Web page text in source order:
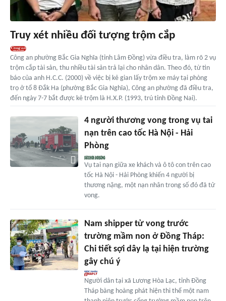
Truy xét nhiều đối tượng trộm cắp
Công an phường Bắc Gia Nghĩa (tỉnh Lâm Đồng) vừa điều tra, làm rõ 2 vụ
trộm cắp tài sản, thu nhiều tài sản trả lại cho nhân dân. Theo đó, từ tin
báo của anh H.C.C. (2000) về việc bị kẻ gian lấy trộm xe máy tại phòng
trọ ở tổ 8 Đắk Ha (phường Bắc Gia Nghĩa), Công an phường đã điều tra,
đến ngày 7-7 bắt được kẻ trộm là H.X.P. (1993, trú tỉnh Đồng Nai).
4 người thương vong trong vụ tai
nạn trên cao tốc Hà Nội - Hải
Phòng
Vụ tai nạn giữa xe khách và ô tô con trên cao
tốc Hà Nội - Hải Phòng khiến 4 người bị
thương nặng, một nạn nhân trong số đó đã tử
vong.
Nam shipper tử vong trước
trường mầm non ở Đồng Tháp:
Chi tiết sợi dây lạ tại hiện trường
gây chú ý
Người dân tại xã Lương Hòa Lạc, tỉnh Đồng
Tháp bàng hoàng phát hiện thi thể một nam